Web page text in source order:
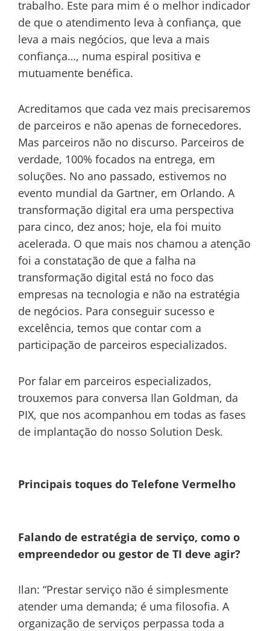
trabalho. Este para mim é o melhor indicador
de que o atendimento leva à confiança, que
leva a mais negócios, que leva a mais
confiança…, numa espiral positiva e
mutuamente benéfica.
Acreditamos que cada vez mais precisaremos
de parceiros e não apenas de fornecedores.
Mas parceiros não no discurso. Parceiros de
verdade, 100% focados na entrega, em
soluções. No ano passado, estivemos no
evento mundial da Gartner, em Orlando. A
transformação digital era uma perspectiva
para cinco, dez anos; hoje, ela foi muito
acelerada. O que mais nos chamou a atenção
foi a constatação de que a falha na
transformação digital está no foco das
empresas na tecnologia e não na estratégia
de negócios. Para conseguir sucesso e
excelência, temos que contar com a
participação de parceiros especializados.
Por falar em parceiros especializados,
trouxemos para conversa Ilan Goldman, da
PIX, que nos acompanhou em todas as fases
de implantação do nosso Solution Desk.
Principais toques do Telefone Vermelho
Falando de estratégia de serviço, como o
empreendedor ou gestor de TI deve agir?
Ilan: “Prestar serviço não é simplesmente
atender uma demanda; é uma filosofia. A
organização de serviços perpassa toda a